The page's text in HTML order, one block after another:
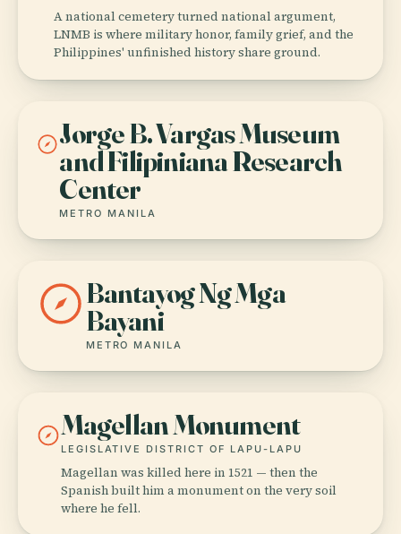
A national cemetery turned national argument,
LNMB is where military honor, family grief, and the
Philippines' unfinished history share ground.
Jorge B. Vargas Museum
and Filipiniana Research
Center
METRO MANILA
Bantayog Ng Mga
Bayani
METRO MANILA
Magellan Monument
LEGISLATIVE DISTRICT OF LAPU-LAPU
Magellan was killed here in 1521 — then the
Spanish built him a monument on the very soil
where he fell.